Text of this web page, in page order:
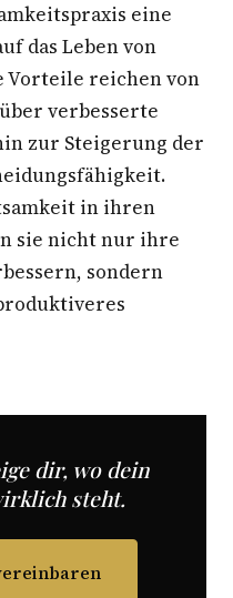
eine
das Leben von
Vorteile reichen von
verbesserte
zur Steigerung der
in ihren
sie nicht nur ihre
sondern
dir, wo dein
steht.